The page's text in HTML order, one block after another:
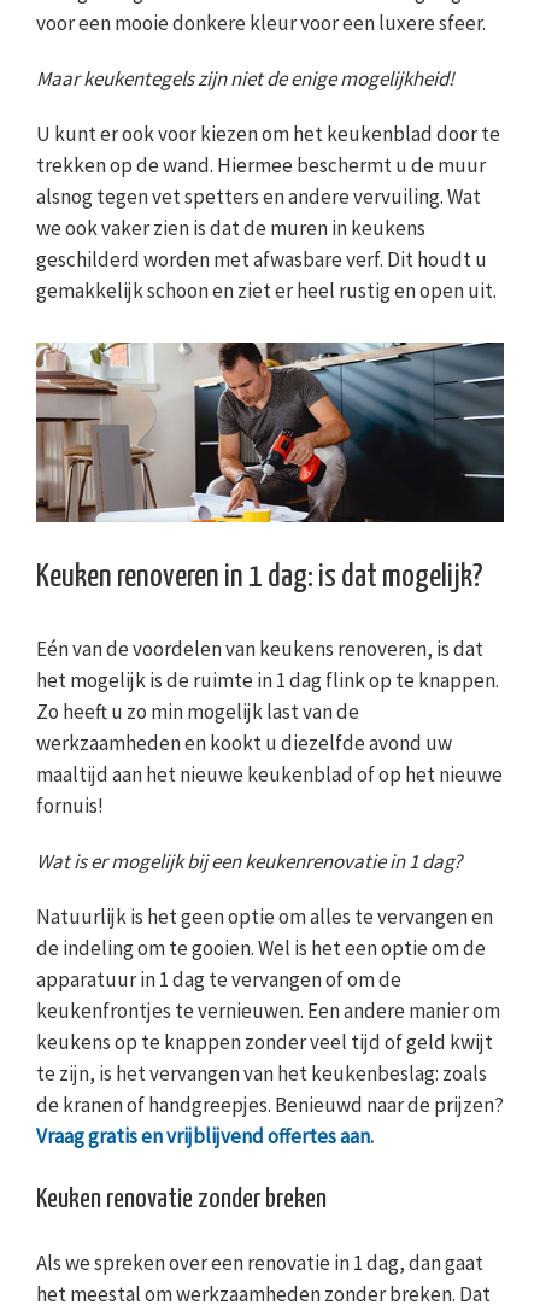
voor een mooie donkere kleur voor een luxere sfeer.
Maar keukentegels zijn niet de enige mogelijkheid!
U kunt er ook voor kiezen om het keukenblad door te
trekken op de wand. Hiermee beschermt u de muur
alsnog tegen vet spetters en andere vervuiling. Wat
we ook vaker zien is dat de muren in keukens
geschilderd worden met afwasbare verf. Dit houdt u
gemakkelijk schoon en ziet er heel rustig en open uit.
Keuken renoveren in 1 dag: is dat mogelijk?
Eén van de voordelen van keukens renoveren, is dat
het mogelijk is de ruimte in 1 dag flink op te knappen.
Zo heeft u zo min mogelijk last van de
werkzaamheden en kookt u diezelfde avond uw
maaltijd aan het nieuwe keukenblad of op het nieuwe
fornuis!
Wat is er mogelijk bij een keukenrenovatie in 1 dag?
Natuurlijk is het geen optie om alles te vervangen en
de indeling om te gooien. Wel is het een optie om de
apparatuur in 1 dag te vervangen of om de
keukenfrontjes te vernieuwen. Een andere manier om
keukens op te knappen zonder veel tijd of geld kwijt
te zijn, is het vervangen van het keukenbeslag: zoals
de kranen of handgreepjes. Benieuwd naar de prijzen?
Vraag gratis en vrijblijvend offertes aan.
Keuken renovatie zonder breken
Als we spreken over een renovatie in 1 dag, dan gaat
het meestal om werkzaamheden zonder breken. Dat